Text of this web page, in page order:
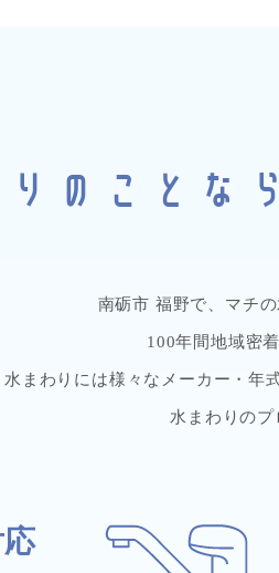
のことな
南砺市 福野で、マチ
100年間地域密
水まわりには様々なメーカー・年
水まわりのプ